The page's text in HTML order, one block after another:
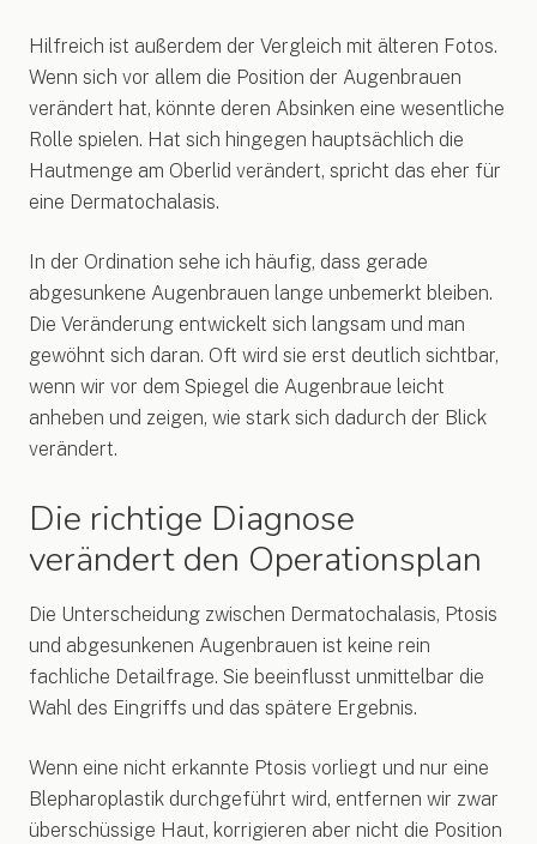
Hilfreich ist außerdem der Vergleich mit älteren Fotos.
Wenn sich vor allem die Position der Augenbrauen
verändert hat, könnte deren Absinken eine wesentliche
Rolle spielen. Hat sich hingegen hauptsächlich die
Hautmenge am Oberlid verändert, spricht das eher für
eine Dermatochalasis.
In der Ordination sehe ich häufig, dass gerade
abgesunkene Augenbrauen lange unbemerkt bleiben.
Die Veränderung entwickelt sich langsam und man
gewöhnt sich daran. Oft wird sie erst deutlich sichtbar,
wenn wir vor dem Spiegel die Augenbraue leicht
anheben und zeigen, wie stark sich dadurch der Blick
verändert.
Die richtige Diagnose
verändert den Operationsplan
Die Unterscheidung zwischen Dermatochalasis, Ptosis
und abgesunkenen Augenbrauen ist keine rein
fachliche Detailfrage. Sie beeinflusst unmittelbar die
Wahl des Eingriffs und das spätere Ergebnis.
Wenn eine nicht erkannte Ptosis vorliegt und nur eine
Blepharoplastik durchgeführt wird, entfernen wir zwar
überschüssige Haut, korrigieren aber nicht die Position